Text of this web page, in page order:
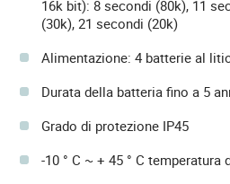
16k bit): 8 secondi (80k), 11
(30k), 21 secondi (20k)
Alimentazione: 4 batterie al
Durata della batteria fino a 5
Grado di protezione IP45
-10 ° C ~ + 45 ° C temperatura